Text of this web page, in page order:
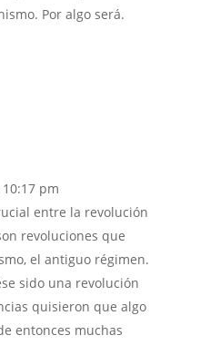
Por algo será.
pm
entre la revolución
revoluciones que
el antiguo régimen.
sido una revolución
quisieron que algo
entonces muchas